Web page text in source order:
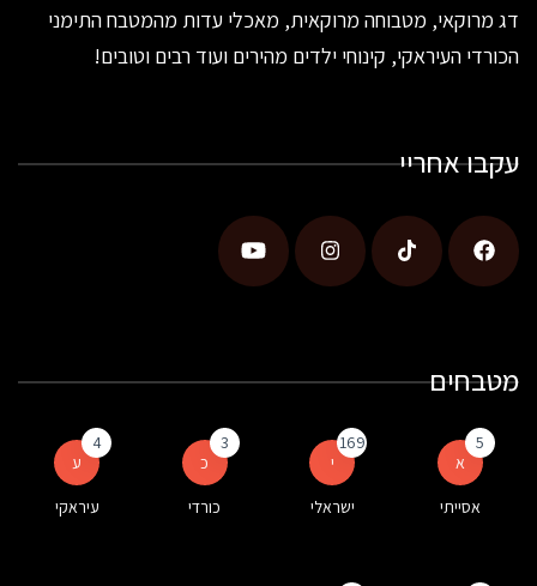
דג מרוקאי, מטבוחה מרוקאית, מאכלי עדות מהמטבח התימני
הכורדי העיראקי, קינוחי ילדים מהירים ועוד רבים וטובים!
עקבו אחריי
מטבחים
א
5
אסייתי
י
169
ישראלי
כ
3
כורדי
ע
4
עיראקי